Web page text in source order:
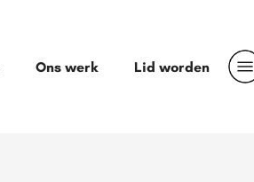
Ons werk Lid worden